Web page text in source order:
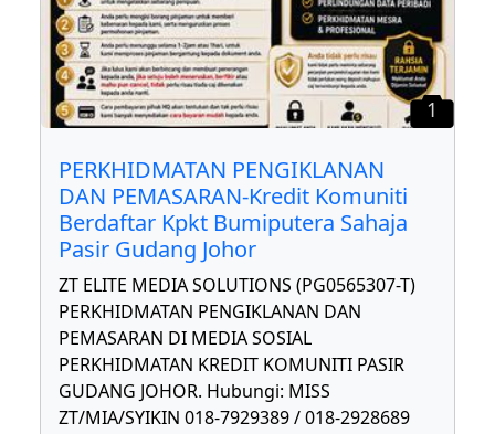
1
PERKHIDMATAN PENGIKLANAN
DAN PEMASARAN-Kredit Komuniti
Berdaftar Kpkt Bumiputera Sahaja
Pasir Gudang Johor
ZT ELITE MEDIA SOLUTIONS (PG0565307-T)
PERKHIDMATAN PENGIKLANAN DAN
PEMASARAN DI MEDIA SOSIAL
PERKHIDMATAN KREDIT KOMUNITI PASIR
GUDANG JOHOR. Hubungi: MISS
ZT/MIA/SYIKIN 018-7929389 / 018-2928689